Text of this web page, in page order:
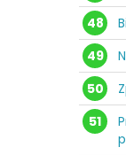
48
49
50
51